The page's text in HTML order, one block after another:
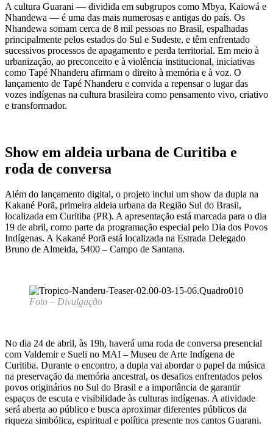
A cultura Guarani — dividida em subgrupos como Mbya, Kaiowá e
Nhandewa — é uma das mais numerosas e antigas do país. Os
Nhandewa somam cerca de 8 mil pessoas no Brasil, espalhadas
principalmente pelos estados do Sul e Sudeste, e têm enfrentado
sucessivos processos de apagamento e perda territorial. Em meio à
urbanização, ao preconceito e à violência institucional, iniciativas
como Tapé Nhanderu afirmam o direito à memória e à voz. O
lançamento de Tapé Nhanderu e convida a repensar o lugar das
vozes indígenas na cultura brasileira como pensamento vivo, criativo
e transformador.
Show em aldeia urbana de Curitiba e
roda de conversa
Além do lançamento digital, o projeto inclui um show da dupla na
Kakané Porã, primeira aldeia urbana da Região Sul do Brasil,
localizada em Curitiba (PR). A apresentação está marcada para o dia
19 de abril, como parte da programação especial pelo Dia dos Povos
Indígenas. A Kakané Porã está localizada na Estrada Delegado
Bruno de Almeida, 5400 – Campo de Santana.
Foto – Divulgação
No dia 24 de abril, às 19h, haverá uma roda de conversa presencial
com Valdemir e Sueli no MAI – Museu de Arte Indígena de
Curitiba. Durante o encontro, a dupla vai abordar o papel da música
na preservação da memória ancestral, os desafios enfrentados pelos
povos originários no Sul do Brasil e a importância de garantir
espaços de escuta e visibilidade às culturas indígenas. A atividade
será aberta ao público e busca aproximar diferentes públicos da
riqueza simbólica, espiritual e política presente nos cantos Guarani.